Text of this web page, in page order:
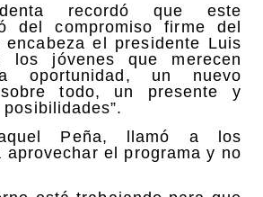
recordó que este
del compromiso firme del
encabeza el presidente Luis
los jóvenes que merecen
oportunidad, un nuevo
todo, un presente y
Peña, llamó a los
aprovechar el programa y no